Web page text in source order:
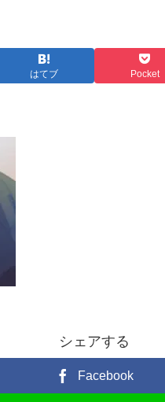
はてブ Pocket
シェアする
Facebook